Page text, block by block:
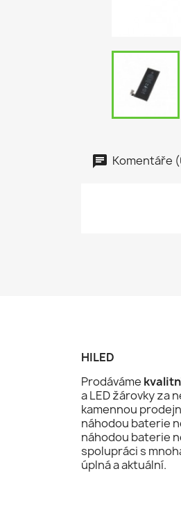
Komentáře
HILED
Prodáváme
a LED žárovky za
kamennou
náhodou baterie
náhodou baterie
spolupráci s
úplná a aktuální.